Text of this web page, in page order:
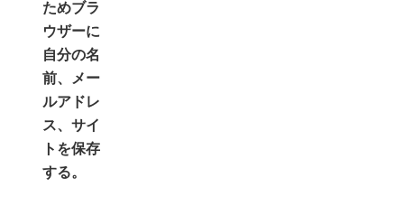
ためブラ
ウザーに
自分の名
前、メー
ルアドレ
ス、サイ
トを保存
する。